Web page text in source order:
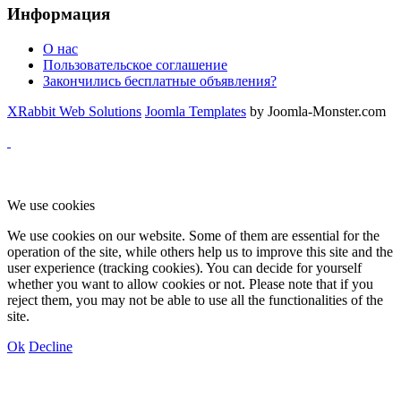
Информация
О нас
Пользовательское соглашение
Закончились бесплатные объявления?
XRabbit Web Solutions Joomla Templates by Joomla-Monster.com
We use cookies
We use cookies on our website. Some of them are essential for the
operation of the site, while others help us to improve this site and the
user experience (tracking cookies). You can decide for yourself
whether you want to allow cookies or not. Please note that if you
reject them, you may not be able to use all the functionalities of the
site.
Ok Decline